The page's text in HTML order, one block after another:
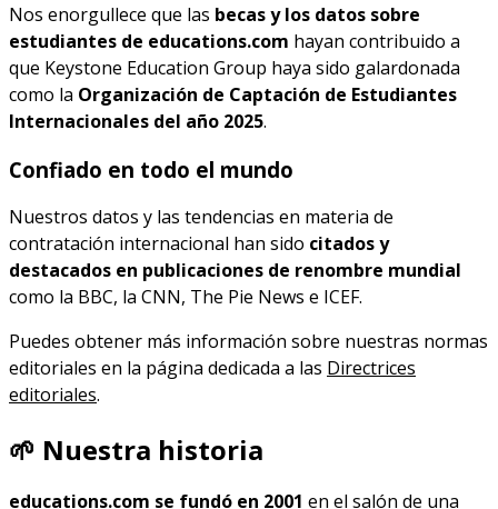
Nos enorgullece que las becas y los datos sobre
estudiantes de educations.com hayan contribuido a
que Keystone Education Group haya sido galardonada
como la Organización de Captación de Estudiantes
Internacionales del año 2025.
Confiado en todo el mundo
Nuestros datos y las tendencias en materia de
contratación internacional han sido citados y
destacados en publicaciones de renombre mundial
como la BBC, la CNN, The Pie News e ICEF.
Puedes obtener más información sobre nuestras normas
editoriales en la página dedicada a las Directrices
editoriales.
🌱 Nuestra historia
educations.com se fundó en 2001 en el salón de una